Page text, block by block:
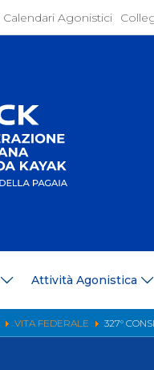
Calendari Agonistici
Attività Agonistica
VITA FEDERALE 327°
Ufficio